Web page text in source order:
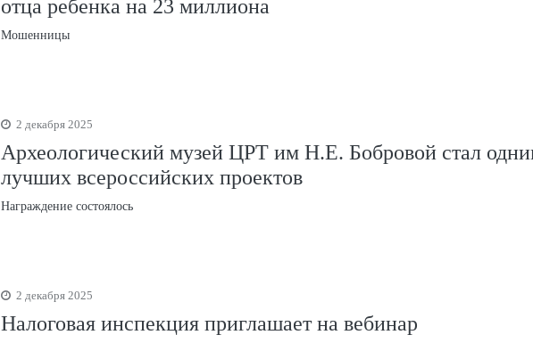
отца ребенка на 23 миллиона
Мошенницы
2 декабря 2025
Археологический музей ЦРТ им Н.Е. Бобровой стал
лучших всероссийских проектов
Награждение состоялось
2 декабря 2025
Налоговая инспекция приглашает на вебинар